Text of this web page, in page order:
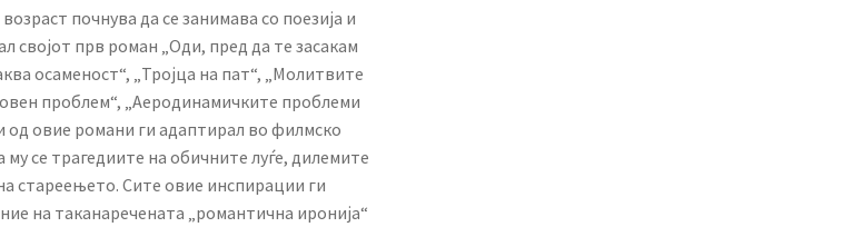
почнува да се занимава со поезија и
својот прв роман „Оди, пред да те засакам
осаменост“, „Тројца на пат“, „Молитвите
проблем“, „Аеродинамичките проблеми
од овие романи ги адаптирал во филмско
се трагедиите на обичните луѓе, дилемите
стареењето. Сите овие инспирации ги
на таканаречената „романтична иронија“